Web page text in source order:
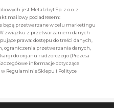
jest Metalzbyt Sp. z o.o. z
mailowy pod adresem:
będą przetwarzane w celu marketingu
W związku z przetwarzaniem danych
prawa: dostępu do treści danych,
ograniczenia przetwarzania danych,
do organu nadzorczego (Prezesa
informacje dotyczące
Regulaminie Sklepu i Polityce